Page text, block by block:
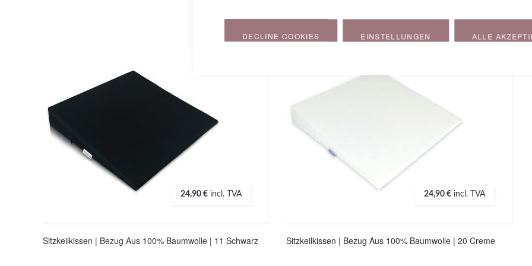
ALLE
EINSTELLUNGEN
DECLINE COOKIES Produits apparentés
24,90 € incl. TVA
Sitzkeilkissen | Bezug Aus 100% Baumwolle | 11 Schwarz
24,90 € incl. TVA
Sitzkeilkissen | Bezug Aus 100% Baumwolle | 20 Creme